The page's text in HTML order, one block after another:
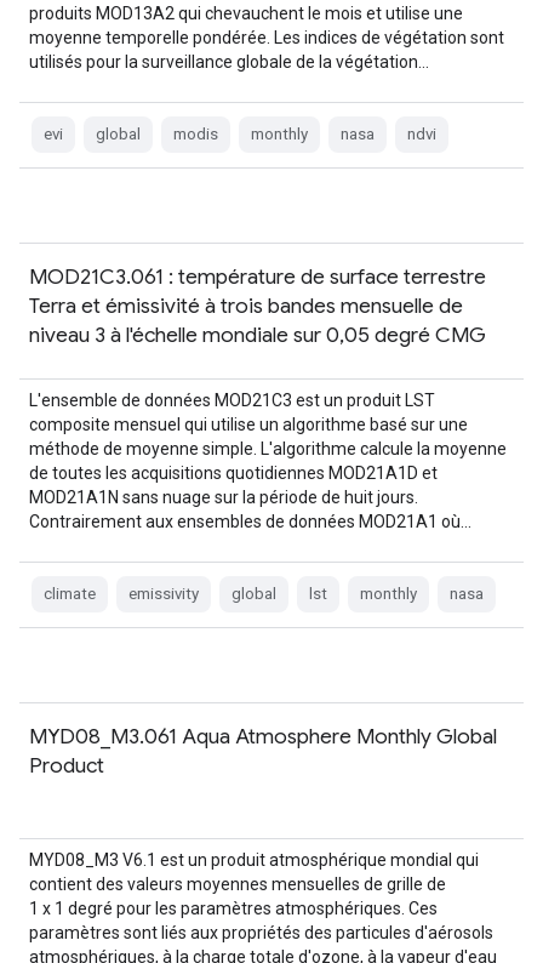
produits MOD13A2 qui chevauchent le mois et utilise une
moyenne temporelle pondérée. Les indices de végétation sont
utilisés pour la surveillance globale de la végétation…
evi global modis monthly nasa ndvi
MOD21C3.061 : température de surface terrestre
Terra et émissivité à trois bandes mensuelle de
niveau 3 à l'échelle mondiale sur 0,05 degré CMG
L'ensemble de données MOD21C3 est un produit LST
composite mensuel qui utilise un algorithme basé sur une
méthode de moyenne simple. L'algorithme calcule la moyenne
de toutes les acquisitions quotidiennes MOD21A1D et
MOD21A1N sans nuage sur la période de huit jours.
Contrairement aux ensembles de données MOD21A1 où…
climate emissivity global lst monthly nasa
MYD08_M3.061 Aqua Atmosphere Monthly Global
Product
MYD08_M3 V6.1 est un produit atmosphérique mondial qui
contient des valeurs moyennes mensuelles de grille de
1 x 1 degré pour les paramètres atmosphériques. Ces
paramètres sont liés aux propriétés des particules d'aérosols
atmosphériques, à la charge totale d'ozone, à la vapeur d'eau